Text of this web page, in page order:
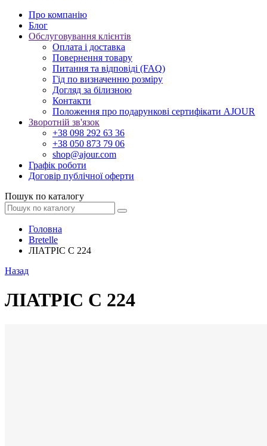
Про компанію
Блог
Обслуговування клієнтів
Оплата і доставка
Повернення товару
Питання та відповіді (FAQ)
Гід по визначенню розміру
Догляд за білизною
Контакти
Положення про подарункові сертифікати AJOUR
Зворотній зв'язок
+38 098 292 63 36
+38 050 873 79 06
shop@ajour.com
Графік роботи
Договір публічної оферти
Пошук по каталогу
Головна
Bretelle
ЛІАТРІС С 224
Назад
ЛІАТРІС С 224